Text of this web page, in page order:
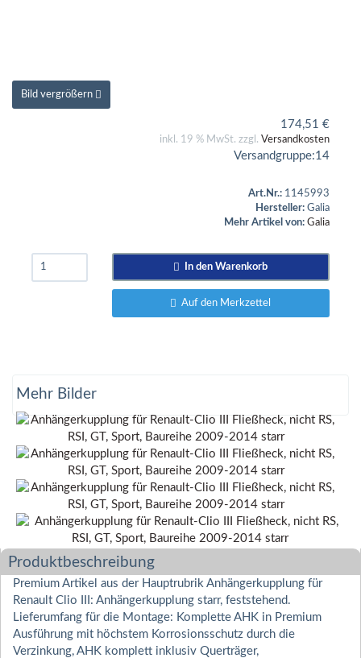
Bild vergrößern
174,51 €
inkl. 19 % MwSt. zzgl. Versandkosten
Versandgruppe:14
Art.Nr.: 1145993
Hersteller: Galia
Mehr Artikel von: Galia
In den Warenkorb
Auf den Merkzettel
Mehr Bilder
Produktbeschreibung
Premium Artikel aus der Hauptrubrik Anhängerkupplung für
Renault Clio III: Anhängerkupplung starr, feststehend.
Lieferumfang für die Montage: Komplette AHK in Premium
Ausführung mit höchstem Korrosionsschutz durch die
Verzinkung, AHK komplett inklusiv Querträger,